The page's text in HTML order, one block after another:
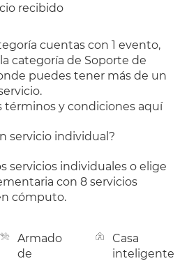
recibido
cuentas con 1 evento,
categoría de Soporte de
puedes tener más de un
términos y condiciones aquí
servicio individual?
servicios individuales o elige
con 8 servicios
cómputo.
Armado
de
Casa
inteligente